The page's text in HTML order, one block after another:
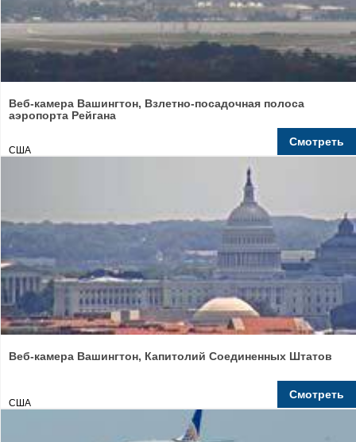
Веб-камера Вашингтон, Взлетно-посадочная полоса
аэропорта Рейгана
США
Смотреть
Веб-камера Вашингтон, Капитолий Соединенных Штатов
США
Смотреть